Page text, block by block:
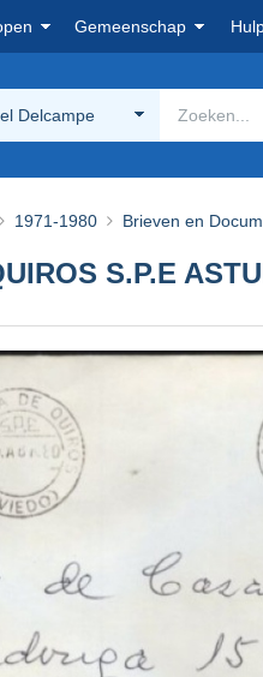
Gemeenschap
Delcampe
1971-1980 Brieven en
S.P.E